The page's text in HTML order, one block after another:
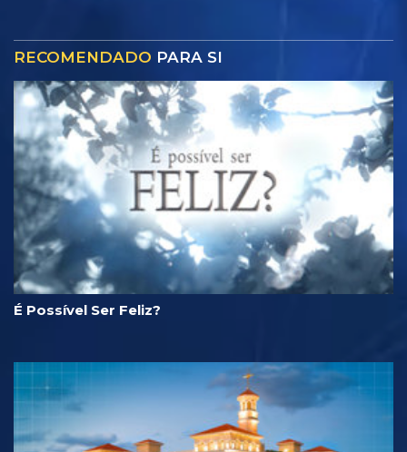
RECOMENDADO PARA SI
É Possível Ser Feliz?